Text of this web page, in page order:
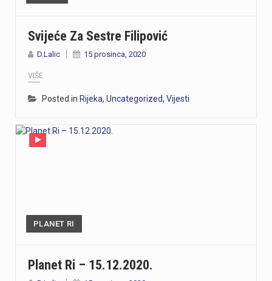
Svijeće Za Sestre Filipović
D.Lalic 15 prosinca, 2020
VIŠE
Posted in Rijeka, Uncategorized, Vijesti
PLANET RI
Planet Ri – 15.12.2020.